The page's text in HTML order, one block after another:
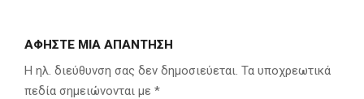
ΑΦΉΣΤΕ ΜΙΑ ΑΠΆΝΤΗΣΗ
Η ηλ. διεύθυνση σας δεν δημοσιεύεται. Τα υποχρεωτικά
πεδία σημειώνονται με *